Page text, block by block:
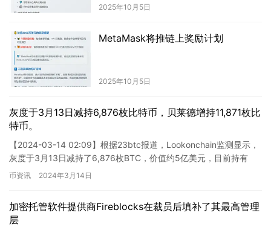
2025年10月5日
MetaMask将推链上奖励计划
2025年10月5日
灰度于3月13日减持6,876枚比特币，贝莱德增持11,871枚比
特币。
【2024-03-14 02:09】根据23btc报道，Lookonchain监测显示，
灰度于3月13日减持了6,876枚BTC，价值约5亿美元，目前持有
BTC数量为388,869…
币资讯 2024年3月14日
加密托管软件提供商Fireblocks在裁员后填补了其最高管理
层